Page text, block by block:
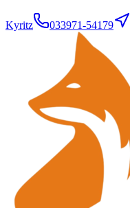
Kyritz 033971-54179